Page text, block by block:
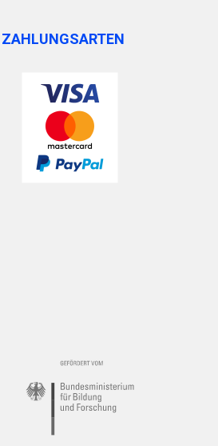
ZAHLUNGSARTEN